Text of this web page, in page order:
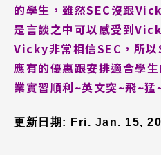
熱門搜尋：
Pathway
的學生，雖然SEC沒跟
是言談之中可以感受到
Vicky非常相信SEC，所以
應有的優惠跟安排適合學
業實習順利~英文突~飛~猛
更新日期: Fri. Jan. 15,